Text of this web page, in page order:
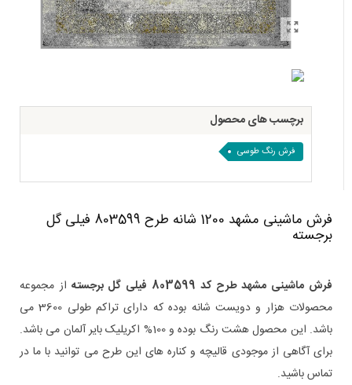
برچسب های محصول
فرش رنگ طوسی
فرش ماشینی مشهد 1200 شانه طرح 803599 فیلی گل
برجسته
فرش ماشینی مشهد طرح کد 803599 فیلی گل برجسته
از مجموعه
محصولات هزار و دویست شانه بوده که دارای تراکم طولی 3600 می
باشد. این محصول هشت رنگ بوده و 100% اکریلیک بایر آلمان می باشد.
برای آگاهی از موجودی قالیچه و کناره های این طرح می توانید با ما در
تماس باشید.